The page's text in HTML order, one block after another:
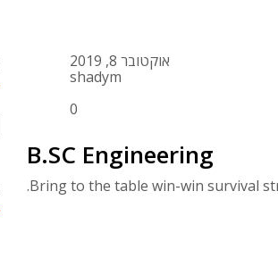
אוקטובר 8, 2019
B.SC Engineering
Bring to the table win-win survival